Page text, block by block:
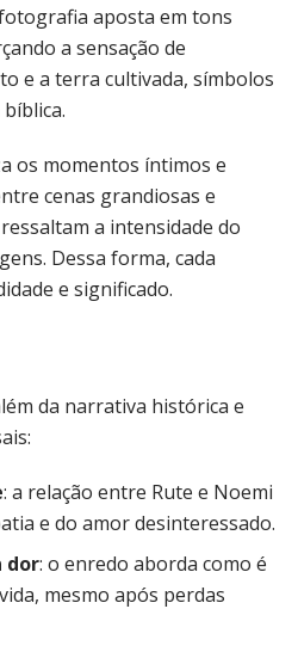
aposta em tons
a sensação de
e a terra cultivada, símbolos
os momentos íntimos e
cenas grandiosas e
a intensidade do
Dessa forma, cada
e significado.
da narrativa histórica e
: a relação entre Rute e Noemi
e do amor desinteressado.
dor: o enredo aborda como é
mesmo após perdas